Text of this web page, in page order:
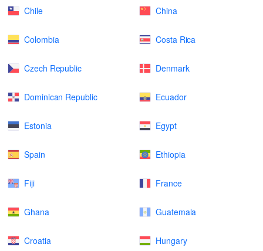
Chile China
Colombia Costa Rica
Czech Republic Denmark
Dominican Republic Ecuador
Estonia Egypt
Spain Ethiopia
Fiji France
Ghana Guatemala
Croatia Hungary